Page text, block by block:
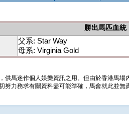
勝出馬匹血統
父系: Star Way
母系: Virginia Gold
供馬迷作個人娛樂資訊之用。但由於香港馬
努力務求有關資料盡可能準確，馬會就此並